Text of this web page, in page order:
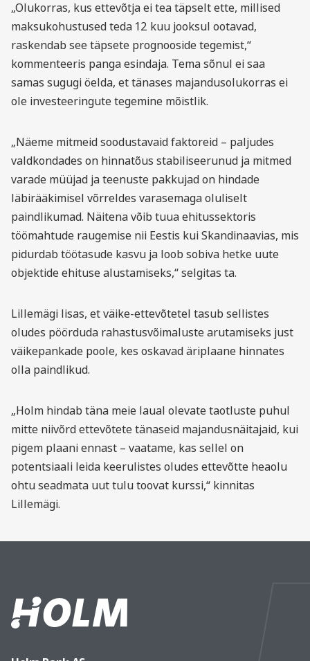
„Olukorras, kus ettevõtja ei tea täpselt ette, millised
maksukohustused teda 12 kuu jooksul ootavad,
raskendab see täpsete prognooside tegemist,“
kommenteeris panga esindaja. Tema sõnul ei saa
samas sugugi öelda, et tänases majandusolukorras ei
ole investeeringute tegemine mõistlik.
„Näeme mitmeid soodustavaid faktoreid – paljudes
valdkondades on hinnatõus stabiliseerunud ja mitmed
varade müüjad ja teenuste pakkujad on hindade
läbirääkimisel võrreldes varasemaga oluliselt
paindlikumad. Näitena võib tuua ehitussektoris
töömahtude raugemise nii Eestis kui Skandinaavias, mis
pidurdab töötasude kasvu ja loob sobiva hetke uute
objektide ehituse alustamiseks,“ selgitas ta.
Lillemägi lisas, et väike-ettevõtetel tasub sellistes
oludes pöörduda rahastusvõimaluste arutamiseks just
väikepankade poole, kes oskavad äriplaane hinnates
olla paindlikud.
„Holm hindab täna meie laual olevate taotluste puhul
mitte niivõrd ettevõtete tänaseid majandusnäitajaid, kui
pigem plaani ennast – vaatame, kas sellel on
potentsiaali leida keerulistes oludes ettevõtte heaolu
ohtu seadmata uut tulu toovat kurssi,“ kinnitas
Lillemägi.